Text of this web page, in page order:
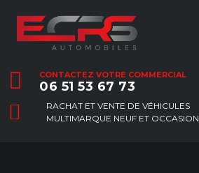
CONTACTEZ VOTRE COMMERCIAL
06 51 53 67 73
RACHAT ET VENTE DE VÉHICULES
MULTIMARQUE NEUF ET OCCASION